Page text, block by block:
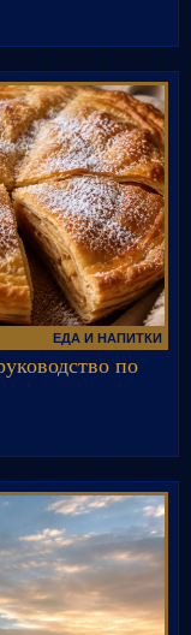
ЕДА И НАПИТКИ
по